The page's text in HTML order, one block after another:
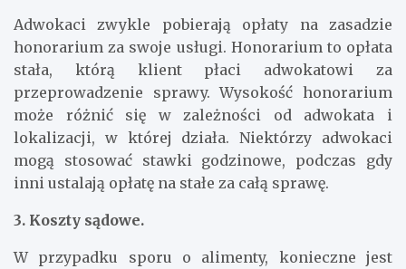
Adwokaci zwykle pobierają opłaty na zasadzie
honorarium za swoje usługi. Honorarium to opłata
stała, którą klient płaci adwokatowi za
przeprowadzenie sprawy. Wysokość honorarium
może różnić się w zależności od adwokata i
lokalizacji, w której działa. Niektórzy adwokaci
mogą stosować stawki godzinowe, podczas gdy
inni ustalają opłatę na stałe za całą sprawę.
3. Koszty sądowe.
W przypadku sporu o alimenty, konieczne jest